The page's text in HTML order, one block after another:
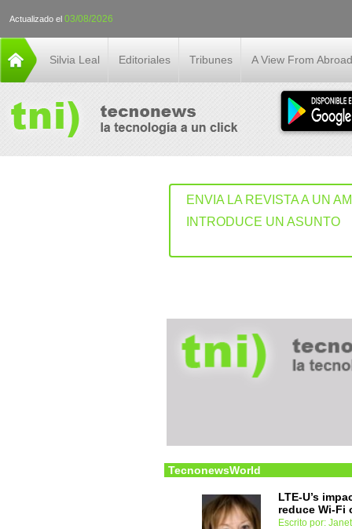
Actualizado el 03/08/2026
Silvia Leal Editoriales Tribunes A View From Abroad
ENVIA LA REVISTA A UN
INTRODUCE UN ASUNTO
TecnonewsWorld
LTE-U’s
reduce Wi-Fi
Escrito por: